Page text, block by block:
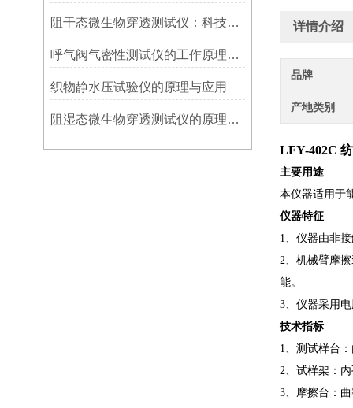
详情介绍
品牌
产地类别
LFY-402C
主要用途
本仪器适用于
仪器特征
1、仪器由非
2、机械臂摩
能。
3、仪器采用
技术指标
1、测试样台
2、试样架：
3、摩擦台：
阻干态微生物穿透测试仪：科技守护无菌环境
呼气阀气密性测试仪的工作原理与应用研究
织物静水压试验仪的原理与应用
阻湿态微生物穿透测试仪的原理及应用